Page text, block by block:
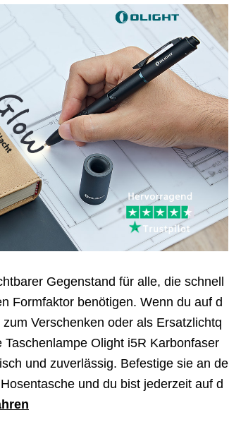
Gegenstand für alle, die schnell
Formfaktor benötigen. Wenn du auf d
Verschenken oder als Ersatzlichtq
Olight i5R Karbonfaser
und zuverlässig. Befestige sie an de
und du bist jederzeit auf d